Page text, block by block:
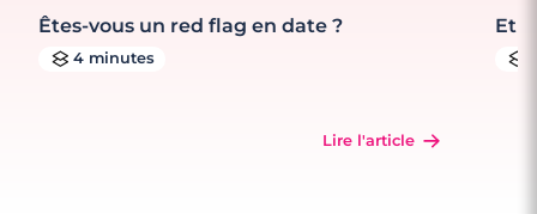
Êtes-vous un red flag en date ?
4 minutes
Lire l'article
Et